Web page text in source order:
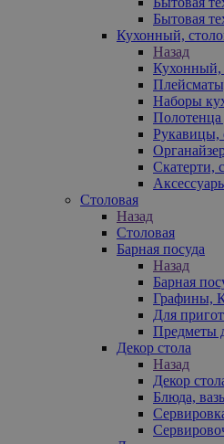
Бытовая
Кухонный,
Назад
Кухонный,
Наборы
Полотенца
Рукавицы,
Скатерти,
Столовая
Назад
Столовая
Барная посуда
Назад
Барная
Графины,
Для
Предметы
Декор стола
Назад
Декор
Блюда,